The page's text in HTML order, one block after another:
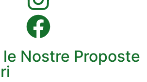
Nostre Proposte